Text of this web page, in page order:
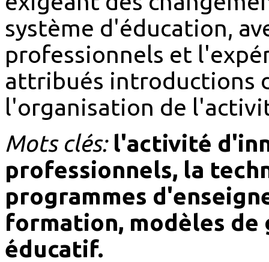
système d'éducation,
professionnels et
attribués introductions
l'organisation de
Mots clés:l'activité
professionnels, la
programmes
formation, modèles
éducatif.